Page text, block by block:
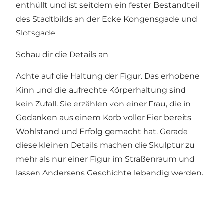
enthüllt und ist seitdem ein fester Bestandteil
des Stadtbilds an der Ecke Kongensgade und
Slotsgade.
Schau dir die Details an
Achte auf die Haltung der Figur. Das erhobene
Kinn und die aufrechte Körperhaltung sind
kein Zufall. Sie erzählen von einer Frau, die in
Gedanken aus einem Korb voller Eier bereits
Wohlstand und Erfolg gemacht hat. Gerade
diese kleinen Details machen die Skulptur zu
mehr als nur einer Figur im Straßenraum und
lassen Andersens Geschichte lebendig werden.